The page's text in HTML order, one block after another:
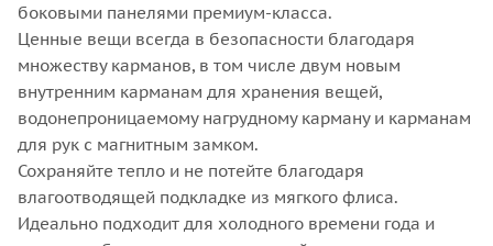
боковыми панелями премиум-класса.
Ценные вещи всегда в безопасности благодаря
множеству карманов, в том числе двум новым
внутренним карманам для хранения вещей,
водонепроницаемому нагрудному карману и карманам
для рук с магнитным замком.
Сохраняйте тепло и не потейте благодаря
влагоотводящей подкладке из мягкого флиса.
Идеально подходит для холодного времени года и